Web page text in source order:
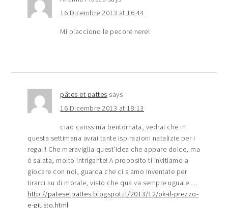
16 Dicembre 2013 at 16:44
Mi piacciono le pecore nere!
pâtes et pattes says
16 Dicembre 2013 at 18:13
ciao carissima bentornata, vedrai che in
questa settimana avrai tante ispirazioni natalizie per i
regali! Che meraviglia quest'idea che appare dolce, ma
è salata, molto intrigante! A proposito ti invitiamo a
giocare con noi, guarda che ci siamo inventate per
tirarci su di morale, visto che qua va sempre uguale …
http://patesetpattes.blogspot.it/2013/12/ok-il-prezzo-
e-giusto.html